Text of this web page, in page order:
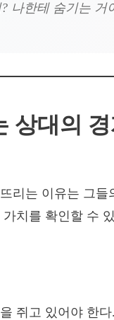
나한테 숨기는 거
상대의
리는 이유는 그들
치를 확인할 수
쥐고 있어야 한